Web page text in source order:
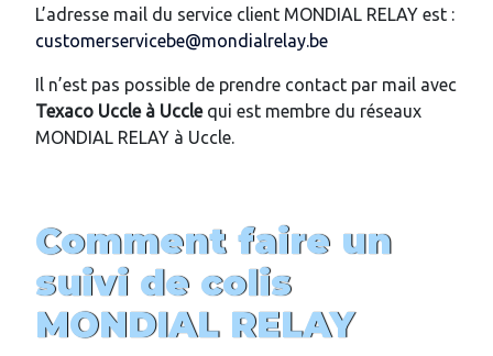
L’adresse mail du service client MONDIAL RELAY est :
customerservicebe@mondialrelay.be
Il n’est pas possible de prendre contact par mail avec
Texaco Uccleà Ucclequi est membre du réseaux
MONDIAL RELAY à Uccle.
Comment faire un
suivi de colis
MONDIAL RELAY